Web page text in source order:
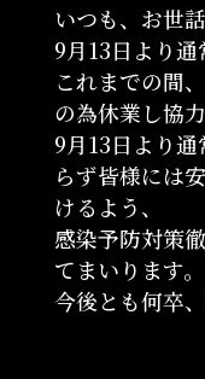
いつも、お世
9月13日より通
これまでの間
の為休業し協
9月13日より
らず皆様には
けるよう、
感染予防対策
てまいります。
今後とも何卒